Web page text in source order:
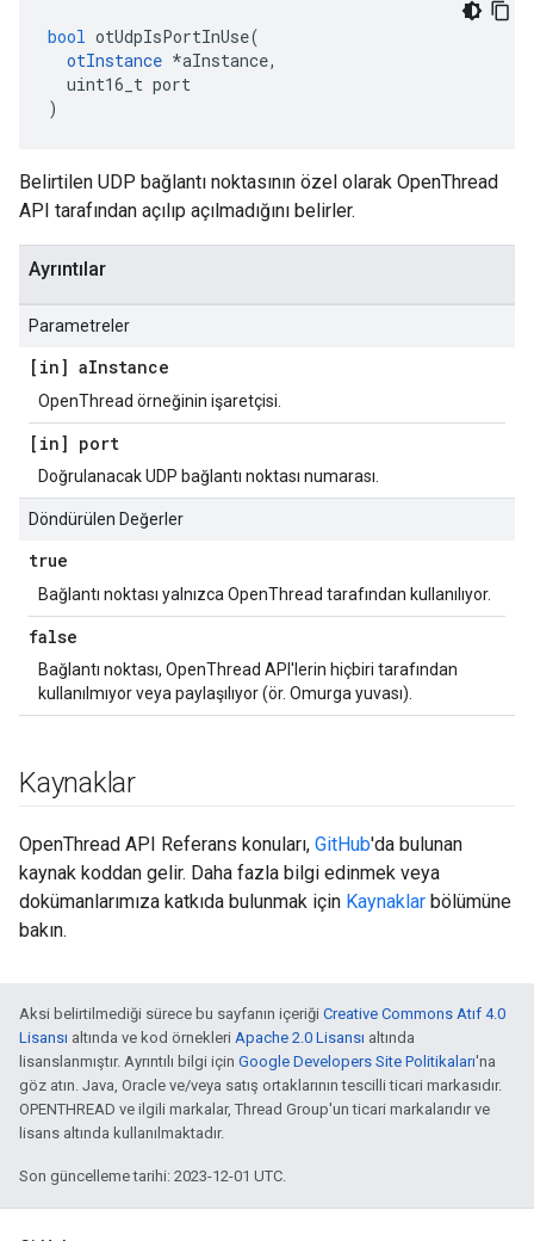
bool otUdpIsPortInUse(
otInstance *aInstance,
uint16_t port
)
Belirtilen UDP bağlantı noktasının özel olarak OpenThread
API tarafından açılıp açılmadığını belirler.
Ayrıntılar
Parametreler
[in] aInstance
OpenThread örneğinin işaretçisi.
[in] port
Doğrulanacak UDP bağlantı noktası numarası.
Döndürülen Değerler
true
Bağlantı noktası yalnızca OpenThread tarafından kullanılıyor.
false
Bağlantı noktası, OpenThread API'lerin hiçbiri tarafından
kullanılmıyor veya paylaşılıyor (ör. Omurga yuvası).
Kaynaklar
OpenThread API Referans konuları, GitHub'da bulunan
kaynak koddan gelir. Daha fazla bilgi edinmek veya
dokümanlarımıza katkıda bulunmak için Kaynaklar bölümüne
bakın.
Aksi belirtilmediği sürece bu sayfanın içeriği Creative Commons Atıf 4.0
Lisansı altında ve kod örnekleri Apache 2.0 Lisansı altında
lisanslanmıştır. Ayrıntılı bilgi için Google Developers Site Politikaları'na
göz atın. Java, Oracle ve/veya satış ortaklarının tescilli ticari markasıdır.
OPENTHREAD ve ilgili markalar, Thread Group'un ticari markalarıdır ve
lisans altında kullanılmaktadır.
Son güncelleme tarihi: 2023-12-01 UTC.